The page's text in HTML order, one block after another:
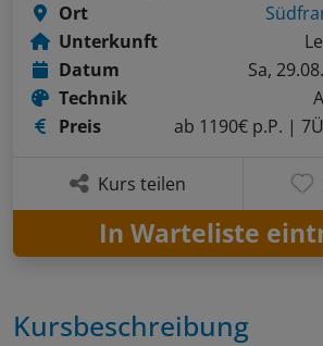
Kursbeschreibung
Ort
Unterkunft
Datum
Sa,
Technik
Preis
ab 1190€ p.P. |
Kurs teilen
In Warteliste